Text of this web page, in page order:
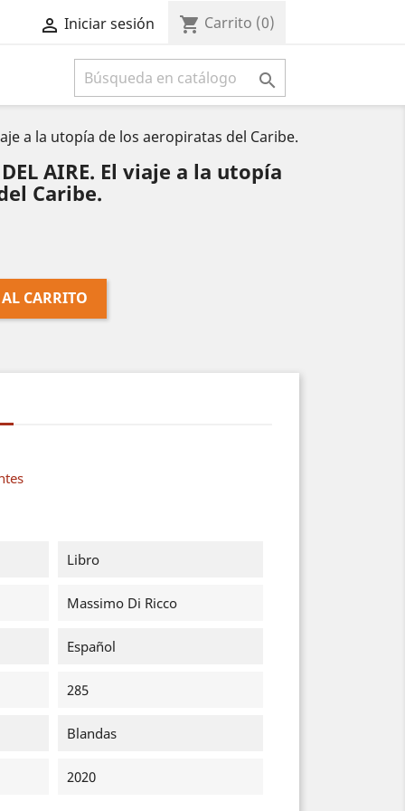
 Iniciar sesión shopping_cart Carrito (0)

a la utopía de los aeropiratas del Caribe.
DEL AIRE. El viaje a la utopía
Caribe.
CARRITO
Libro
Massimo Di Ricco
Español
285
Blandas
2020